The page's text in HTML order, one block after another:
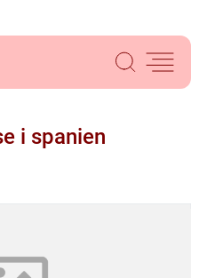
i spanien